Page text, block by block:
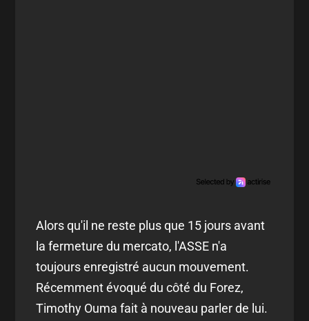
Alors qu'il ne reste plus que 15 jours avant
la fermeture du mercato, l'ASSE n'a
toujours enregistré aucun mouvement.
Récemment évoqué du côté du Forez,
Timothy Ouma fait à nouveau parler de lui.